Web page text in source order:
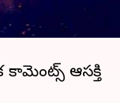
కామెంట్స్ ఆసక్తి